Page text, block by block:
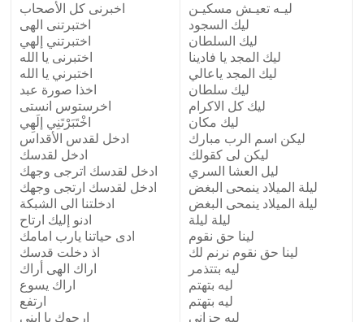
اخبرنى كل الأصحاب
اختبرتنى الهى
اختبرتني إلهي
اختبرنى يا الله
اختبرني يا الله
اخذا صورة عبد
اخرستوس انستى
اخْتَبَرْتَنِي إلَهِي
ادخل لقدس الأقداس
ادخل لقدسك
ادخل لقدسك اترجى وجهك
ادخل لقدسك ارتجى وجهك
ادخلتنا الى الشبكة
ادنو إليك ارتاح
ادى حياتنا يارب امامك
اذ دخلت قدسك
اراك الهى أراك
اراك يسوع
ارتفع
ارجوك يا ابنى
ليـه تعيـش مسكيـن
ليك السجود
ليك السلطان
ليك المجد يا فادينا
ليك المجد ياعالي
ليك سلطان
ليك كل الاكرام
ليك مكان
ليكن اسم الرب مبارك
ليكن لى كقولك
ليل العشا السري
ليلة الميلاد ينمحى البغض
ليلة الميلاد ينمحى البغض
ليلة ليلة
لينا حق نقوم
لينا حق نقوم نرنم لك
ليه بتتذمر
ليه بتهتم
ليه بتهتم
ليه حزانى